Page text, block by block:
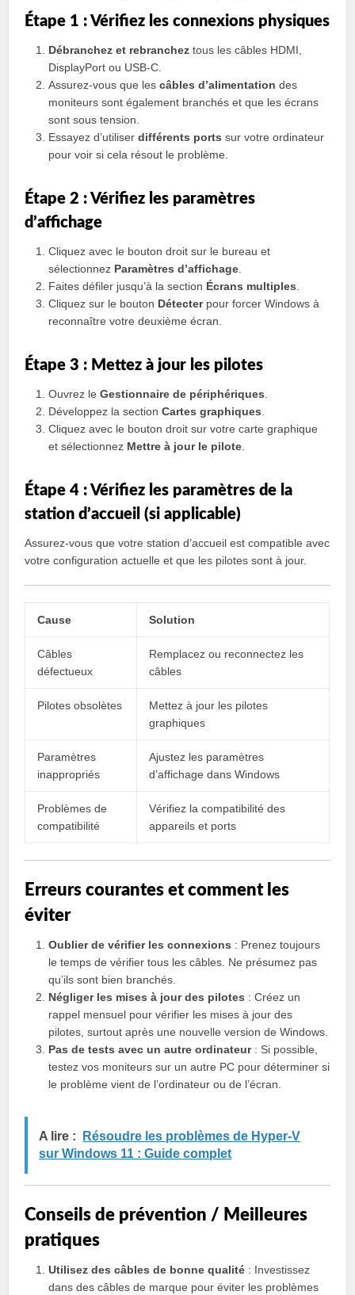
Étape 1 : Vérifiez les connexions physiques
Débranchez et rebranchez tous les câbles HDMI,
DisplayPort ou USB-C.
Assurez-vous que lescâbles d’alimentation des
moniteurs sont également branchés et que les écrans
sont sous tension.
Essayez d’utiliserdifférents ports sur votre ordinateur
pour voir si cela résout le problème.
Étape 2 : Vérifiez les paramètres
d’affichage
Cliquez avec le bouton droit sur le bureau et
sélectionnez Paramètres d’affichage
Faites défiler jusqu’à la section Écrans multiples
Cliquez sur le bouton Détecterpour forcer Windows à
reconnaître votre deuxième écran.
Étape 3 : Mettez à jour les pilotes
Ouvrez leGestionnaire de périphériques
Développez la sectionCartes graphiques
Cliquez avec le bouton droit sur votre carte graphique
et sélectionnez Mettre à jour le pilote
Étape 4 : Vérifiez les paramètres de la
station d’accueil (si applicable)
Assurez-vous que votre station d’accueil est compatible avec
votre configuration actuelle et que les pilotes sont à jour.
Cause Solution
Câbles
défectueux
Remplacez ou reconnectez les
câbles
Pilotes obsolètes
Mettez à jour les pilotes
graphiques
Paramètres
inappropriés
Ajustez les paramètres
d’affichage dans Windows
Problèmes de
compatibilité
Vérifiez la compatibilité des
appareils et ports
Erreurs courantes et comment les
éviter
Oublier de vérifier les connexions : Prenez toujours
le temps de vérifier tous les câbles. Ne présumez pas
qu’ils sont bien branchés.
Négliger les mises à jour des pilotes : Créez un
rappel mensuel pour vérifier les mises à jour des
pilotes, surtout après une nouvelle version de Windows.
Pas de tests avec un autre ordinateur: Si possible,
testez vos moniteurs sur un autre PC pour déterminer si
le problème vient de l’ordinateur ou de l’écran.
A lire :
Résoudre les problèmes de Hyper-V
sur Windows 11 : Guide complet
Conseils de prévention / Meilleures
pratiques
Utilisez des câbles de bonne qualité : Investissez
dans des câbles de marque pour éviter les problèmes